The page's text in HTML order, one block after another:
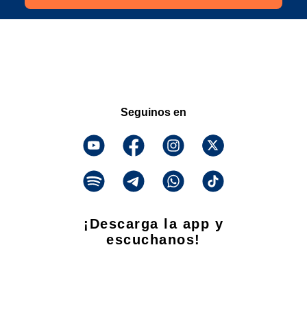
Seguinos en
¡Descarga la app y
escuchanos!